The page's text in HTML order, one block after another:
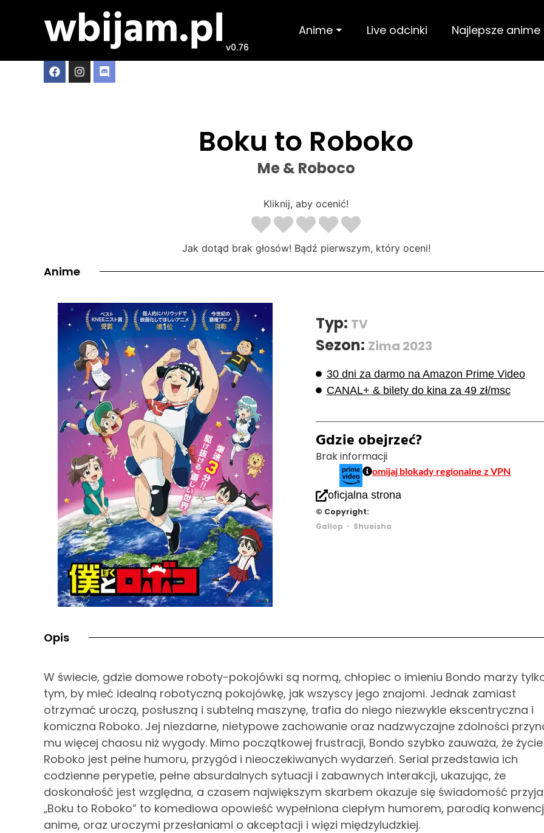
v0.76
Anime ⏷ Live odcinki Najlepsze anime
Boku to Roboko
Me & Roboco
Kliknij, aby ocenić!
Jak dotąd brak głosów! Bądź pierwszym, który oceni!
Anime
Typ: TV
Sezon: Zima 2023
30 dni za darmo na Amazon Prime Video
CANAL+ & bilety do kina za 49 zł/msc
Gdzie obejrzeć?
Brak informacji
omijaj blokady regionalne z VPN
oficjalna strona
© Copyright:
Gallop - Shueisha
Opis
W świecie, gdzie domowe roboty-pokojówki są normą, chłopiec o imieniu Bondo marzy
tym, by mieć idealną robotyczną pokojówkę, jak wszyscy jego znajomi. Jednak zamiast
otrzymać uroczą, posłuszną i subtelną maszynę, trafia do niego niezwykle ekscentryczna i
komiczna Roboko. Jej niezdarne, nietypowe zachowanie oraz nadzwyczajne zdolności
mu więcej chaosu niż wygody. Mimo początkowej frustracji, Bondo szybko zauważa, że życie
Roboko jest pełne humoru, przygód i nieoczekiwanych wydarzeń. Serial przedstawia ich
codzienne perypetie, pełne absurdalnych sytuacji i zabawnych interakcji, ukazując, że
doskonałość jest względna, a czasem największym skarbem okazuje się świadomość
„Boku to Roboko” to komediowa opowieść wypełniona ciepłym humorem, parodią
anime, oraz uroczymi przesłaniami o akceptacji i więzi międzyludzkiej.